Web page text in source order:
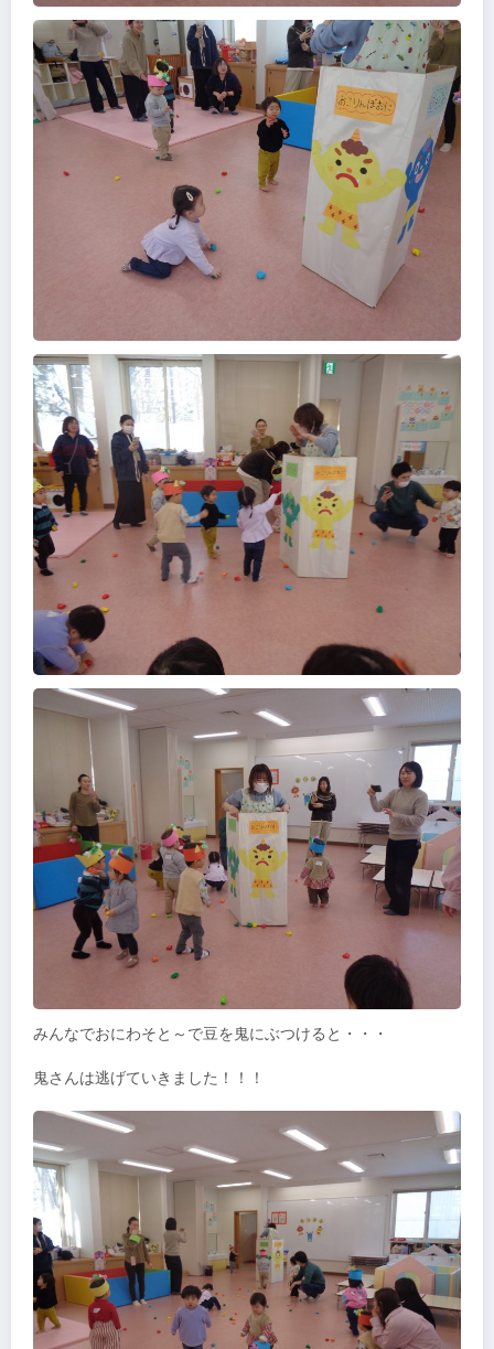
みんなでおにわそと～で豆を鬼にぶつけると・・・
鬼さんは逃げていきました！！！